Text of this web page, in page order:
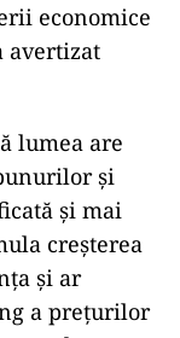
economice
avertizat
lumea are
şi
şi mai
creşterea
şi ar
a preţurilor